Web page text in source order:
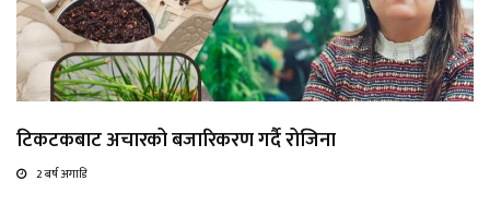
टिकटकबाट अचारको बजारिकरण गर्दै रोजिना
2 बर्ष अगाडि